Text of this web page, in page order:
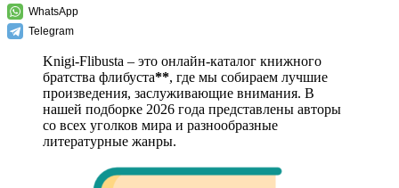
WhatsApp
Telegram
Knigi-Flibusta – это онлайн-каталог книжного
братства флибуста**, где мы собираем лучшие
произведения, заслуживающие внимания. В
нашей подборке 2026 года представлены авторы
со всех уголков мира и разнообразные
литературные жанры.